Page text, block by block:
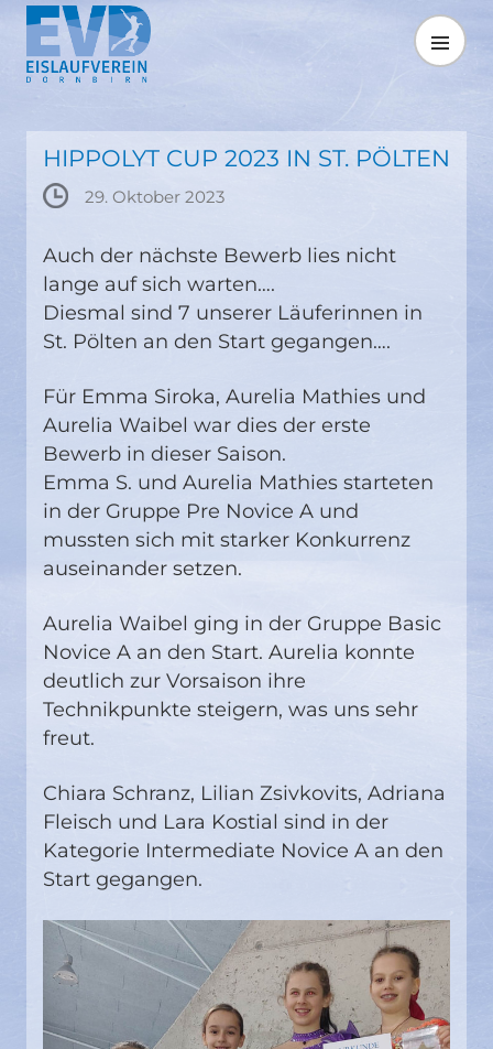
Springe
zum
Inhalt
MENÜ
HIPPOLYT CUP 2023 IN ST. PÖLTEN
29. Oktober 2023
Auch der nächste Bewerb lies nicht
lange auf sich warten….
Diesmal sind 7 unserer Läuferinnen in
St. Pölten an den Start gegangen….
Für Emma Siroka, Aurelia Mathies und
Aurelia Waibel war dies der erste
Bewerb in dieser Saison.
Emma S. und Aurelia Mathies starteten
in der Gruppe Pre Novice A und
mussten sich mit starker Konkurrenz
auseinander setzen.
Aurelia Waibel ging in der Gruppe Basic
Novice A an den Start. Aurelia konnte
deutlich zur Vorsaison ihre
Technikpunkte steigern, was uns sehr
freut.
Chiara Schranz, Lilian Zsivkovits, Adriana
Fleisch und Lara Kostial sind in der
Kategorie Intermediate Novice A an den
Start gegangen.